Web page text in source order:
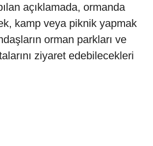
açıklamada, ormanda
kamp veya piknik yapmak
orman parkları ve
ziyaret edebilecekleri